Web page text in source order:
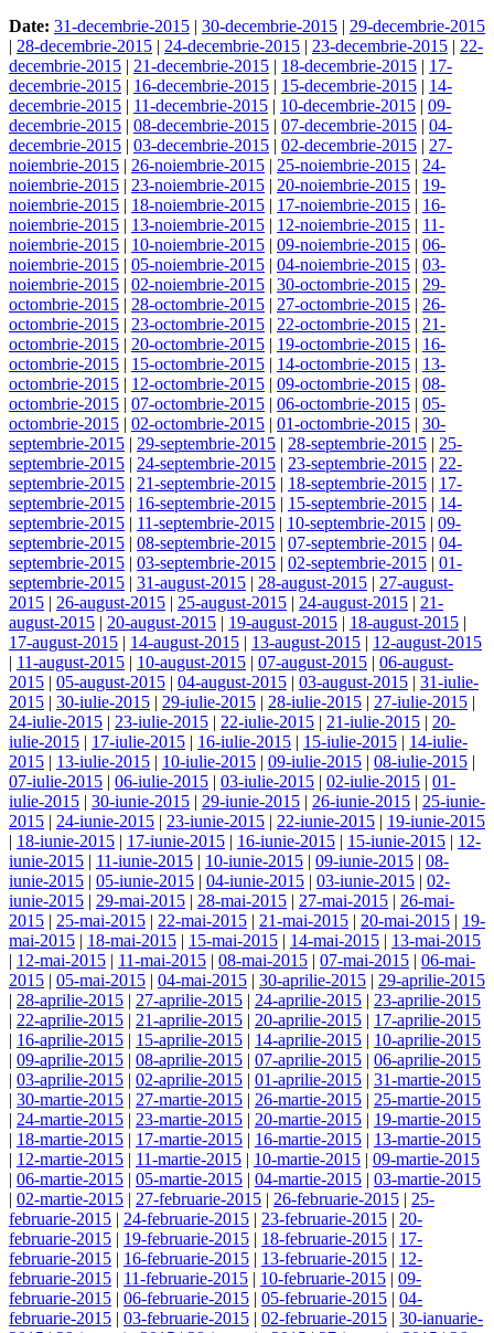
Date: 31-decembrie-2015 | 30-decembrie-2015 | 29-decembrie-2015
| 28-decembrie-2015 | 24-decembrie-2015 | 23-decembrie-2015 | 22-
decembrie-2015 | 21-decembrie-2015 | 18-decembrie-2015 | 17-
decembrie-2015 | 16-decembrie-2015 | 15-decembrie-2015 | 14-
decembrie-2015 | 11-decembrie-2015 | 10-decembrie-2015 | 09-
decembrie-2015 | 08-decembrie-2015 | 07-decembrie-2015 | 04-
decembrie-2015 | 03-decembrie-2015 | 02-decembrie-2015 | 27-
noiembrie-2015 | 26-noiembrie-2015 | 25-noiembrie-2015 | 24-
noiembrie-2015 | 23-noiembrie-2015 | 20-noiembrie-2015 | 19-
noiembrie-2015 | 18-noiembrie-2015 | 17-noiembrie-2015 | 16-
noiembrie-2015 | 13-noiembrie-2015 | 12-noiembrie-2015 | 11-
noiembrie-2015 | 10-noiembrie-2015 | 09-noiembrie-2015 | 06-
noiembrie-2015 | 05-noiembrie-2015 | 04-noiembrie-2015 | 03-
noiembrie-2015 | 02-noiembrie-2015 | 30-octombrie-2015 | 29-
octombrie-2015 | 28-octombrie-2015 | 27-octombrie-2015 | 26-
octombrie-2015 | 23-octombrie-2015 | 22-octombrie-2015 | 21-
octombrie-2015 | 20-octombrie-2015 | 19-octombrie-2015 | 16-
octombrie-2015 | 15-octombrie-2015 | 14-octombrie-2015 | 13-
octombrie-2015 | 12-octombrie-2015 | 09-octombrie-2015 | 08-
octombrie-2015 | 07-octombrie-2015 | 06-octombrie-2015 | 05-
octombrie-2015 | 02-octombrie-2015 | 01-octombrie-2015 | 30-
septembrie-2015 | 29-septembrie-2015 | 28-septembrie-2015 | 25-
septembrie-2015 | 24-septembrie-2015 | 23-septembrie-2015 | 22-
septembrie-2015 | 21-septembrie-2015 | 18-septembrie-2015 | 17-
septembrie-2015 | 16-septembrie-2015 | 15-septembrie-2015 | 14-
septembrie-2015 | 11-septembrie-2015 | 10-septembrie-2015 | 09-
septembrie-2015 | 08-septembrie-2015 | 07-septembrie-2015 | 04-
septembrie-2015 | 03-septembrie-2015 | 02-septembrie-2015 | 01-
septembrie-2015 | 31-august-2015 | 28-august-2015 | 27-august-
2015 | 26-august-2015 | 25-august-2015 | 24-august-2015 | 21-
august-2015 | 20-august-2015 | 19-august-2015 | 18-august-2015 |
17-august-2015 | 14-august-2015 | 13-august-2015 | 12-august-2015
| 11-august-2015 | 10-august-2015 | 07-august-2015 | 06-august-
2015 | 05-august-2015 | 04-august-2015 | 03-august-2015 | 31-iulie-
2015 | 30-iulie-2015 | 29-iulie-2015 | 28-iulie-2015 | 27-iulie-2015 |
24-iulie-2015 | 23-iulie-2015 | 22-iulie-2015 | 21-iulie-2015 | 20-
iulie-2015 | 17-iulie-2015 | 16-iulie-2015 | 15-iulie-2015 | 14-iulie-
2015 | 13-iulie-2015 | 10-iulie-2015 | 09-iulie-2015 | 08-iulie-2015 |
07-iulie-2015 | 06-iulie-2015 | 03-iulie-2015 | 02-iulie-2015 | 01-
iulie-2015 | 30-iunie-2015 | 29-iunie-2015 | 26-iunie-2015 | 25-iunie-
2015 | 24-iunie-2015 | 23-iunie-2015 | 22-iunie-2015 | 19-iunie-2015
| 18-iunie-2015 | 17-iunie-2015 | 16-iunie-2015 | 15-iunie-2015 | 12-
iunie-2015 | 11-iunie-2015 | 10-iunie-2015 | 09-iunie-2015 | 08-
iunie-2015 | 05-iunie-2015 | 04-iunie-2015 | 03-iunie-2015 | 02-
iunie-2015 | 29-mai-2015 | 28-mai-2015 | 27-mai-2015 | 26-mai-
2015 | 25-mai-2015 | 22-mai-2015 | 21-mai-2015 | 20-mai-2015 | 19-
mai-2015 | 18-mai-2015 | 15-mai-2015 | 14-mai-2015 | 13-mai-2015
| 12-mai-2015 | 11-mai-2015 | 08-mai-2015 | 07-mai-2015 | 06-mai-
2015 | 05-mai-2015 | 04-mai-2015 | 30-aprilie-2015 | 29-aprilie-2015
| 28-aprilie-2015 | 27-aprilie-2015 | 24-aprilie-2015 | 23-aprilie-2015
| 22-aprilie-2015 | 21-aprilie-2015 | 20-aprilie-2015 | 17-aprilie-2015
| 16-aprilie-2015 | 15-aprilie-2015 | 14-aprilie-2015 | 10-aprilie-2015
| 09-aprilie-2015 | 08-aprilie-2015 | 07-aprilie-2015 | 06-aprilie-2015
| 03-aprilie-2015 | 02-aprilie-2015 | 01-aprilie-2015 | 31-martie-2015
| 30-martie-2015 | 27-martie-2015 | 26-martie-2015 | 25-martie-2015
| 24-martie-2015 | 23-martie-2015 | 20-martie-2015 | 19-martie-2015
| 18-martie-2015 | 17-martie-2015 | 16-martie-2015 | 13-martie-2015
| 12-martie-2015 | 11-martie-2015 | 10-martie-2015 | 09-martie-2015
| 06-martie-2015 | 05-martie-2015 | 04-martie-2015 | 03-martie-2015
| 02-martie-2015 | 27-februarie-2015 | 26-februarie-2015 | 25-
februarie-2015 | 24-februarie-2015 | 23-februarie-2015 | 20-
februarie-2015 | 19-februarie-2015 | 18-februarie-2015 | 17-
februarie-2015 | 16-februarie-2015 | 13-februarie-2015 | 12-
februarie-2015 | 11-februarie-2015 | 10-februarie-2015 | 09-
februarie-2015 | 06-februarie-2015 | 05-februarie-2015 | 04-
februarie-2015 | 03-februarie-2015 | 02-februarie-2015 | 30-ianuarie-